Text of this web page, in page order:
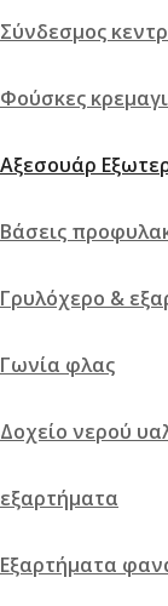
Σύνδεσμος
Φούσκες
Αξεσουάρ
Βάσεις
Γρυλόχερο &
Γωνία φλας
Δοχείο νερού
εξαρτήματα
Εξαρτήματα